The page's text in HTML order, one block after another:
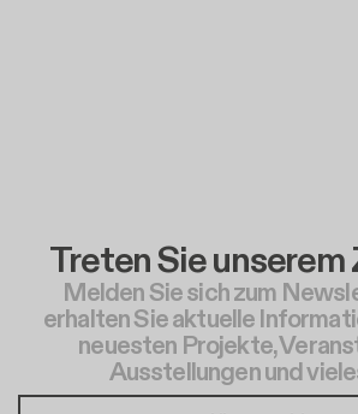
Treten Sie unserem
Melden Sie sich zum
erhalten Sie aktuelle
neuesten Projekte,
Ausstellungen und